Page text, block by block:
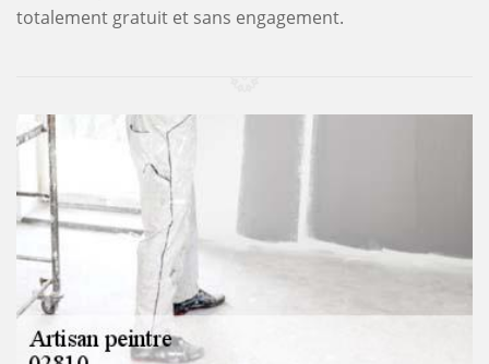
totalement gratuit et sans engagement.